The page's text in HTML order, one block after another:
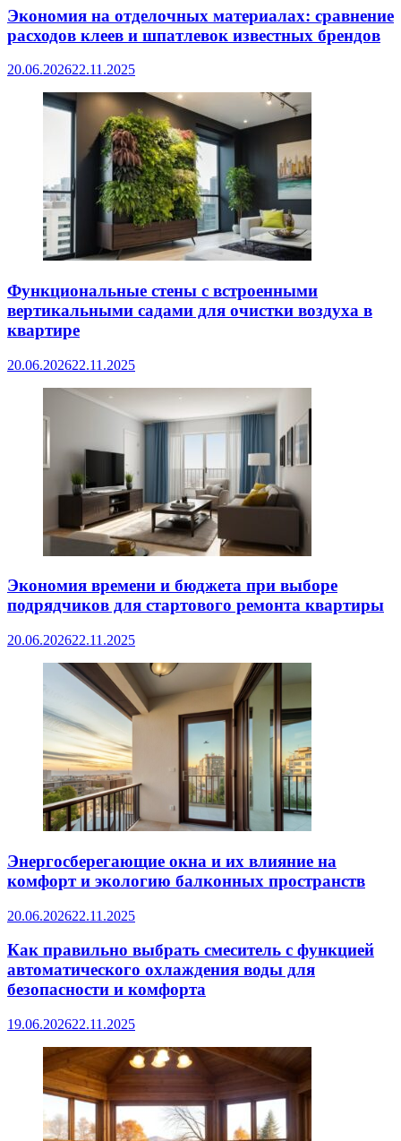
Экономия на отделочных материалах: сравнение
расходов клеев и шпатлевок известных брендов
20.06.202622.11.2025
Функциональные стены с встроенными
вертикальными садами для очистки воздуха в
квартире
20.06.202622.11.2025
Экономия времени и бюджета при выборе
подрядчиков для стартового ремонта квартиры
20.06.202622.11.2025
Энергосберегающие окна и их влияние на
комфорт и экологию балконных пространств
20.06.202622.11.2025
Как правильно выбрать смеситель с функцией
автоматического охлаждения воды для
безопасности и комфорта
19.06.202622.11.2025